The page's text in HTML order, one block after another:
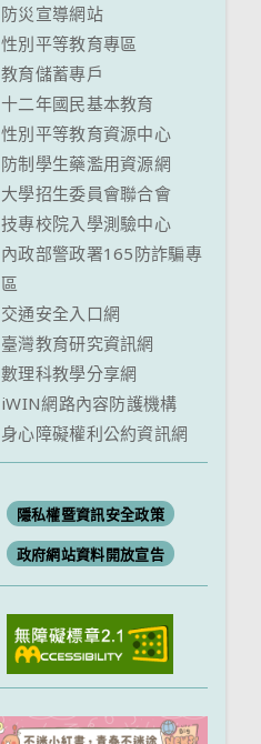
防災宣導網站
性別平等教育專區
教育儲蓄專戶
十二年國民基本教育
性別平等教育資源中心
防制學生藥濫用資源網
大學招生委員會聯合會
技專校院入學測驗中心
內政部警政署165防詐騙專
區
交通安全入口網
臺灣教育研究資訊網
數理科教學分享網
iWIN網路內容防護機構
身心障礙權利公約資訊網
隱私權暨資訊安全政策
政府網站資料開放宣告